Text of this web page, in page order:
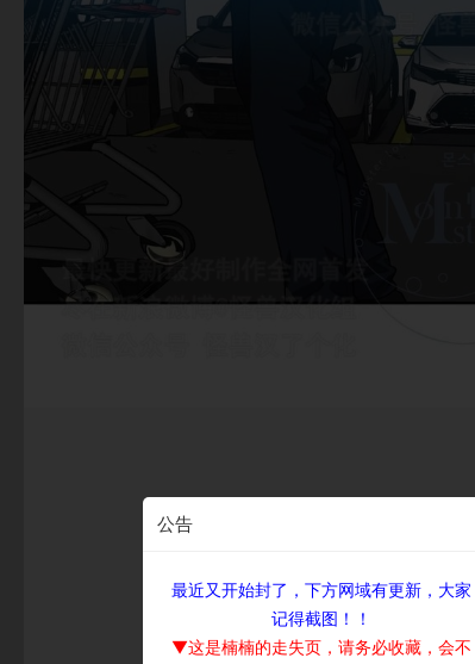
公告
最近又开始封了，下方网域有更新，大家
记得截图！！
▼这是楠楠的走失页，请务必收藏，会不